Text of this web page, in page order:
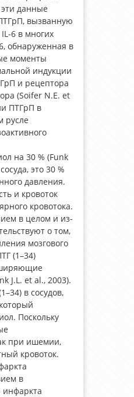
эти данные
вызванную
6 в многих
обнаруженная в
моменты
индукции
и рецептора
(Soifer N.E. et
ПТГрП в
русле
на 30 % (Funk
это 30 %
давления.
и кровоток
кровотока.
в целом и из-
о том,
мозгового
(1–34)
J.L. et al., 2003).
в сосудов,
Поскольку
при ишемии,
кровоток.
в